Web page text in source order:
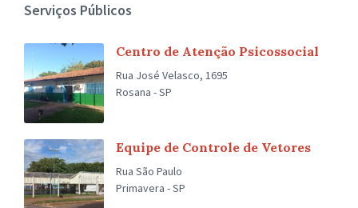
Serviços Públicos
Centro de Atenção Psicossocial
Rua José Velasco, 1695
Rosana - SP
Equipe de Controle de Vetores
Rua São Paulo
Primavera - SP